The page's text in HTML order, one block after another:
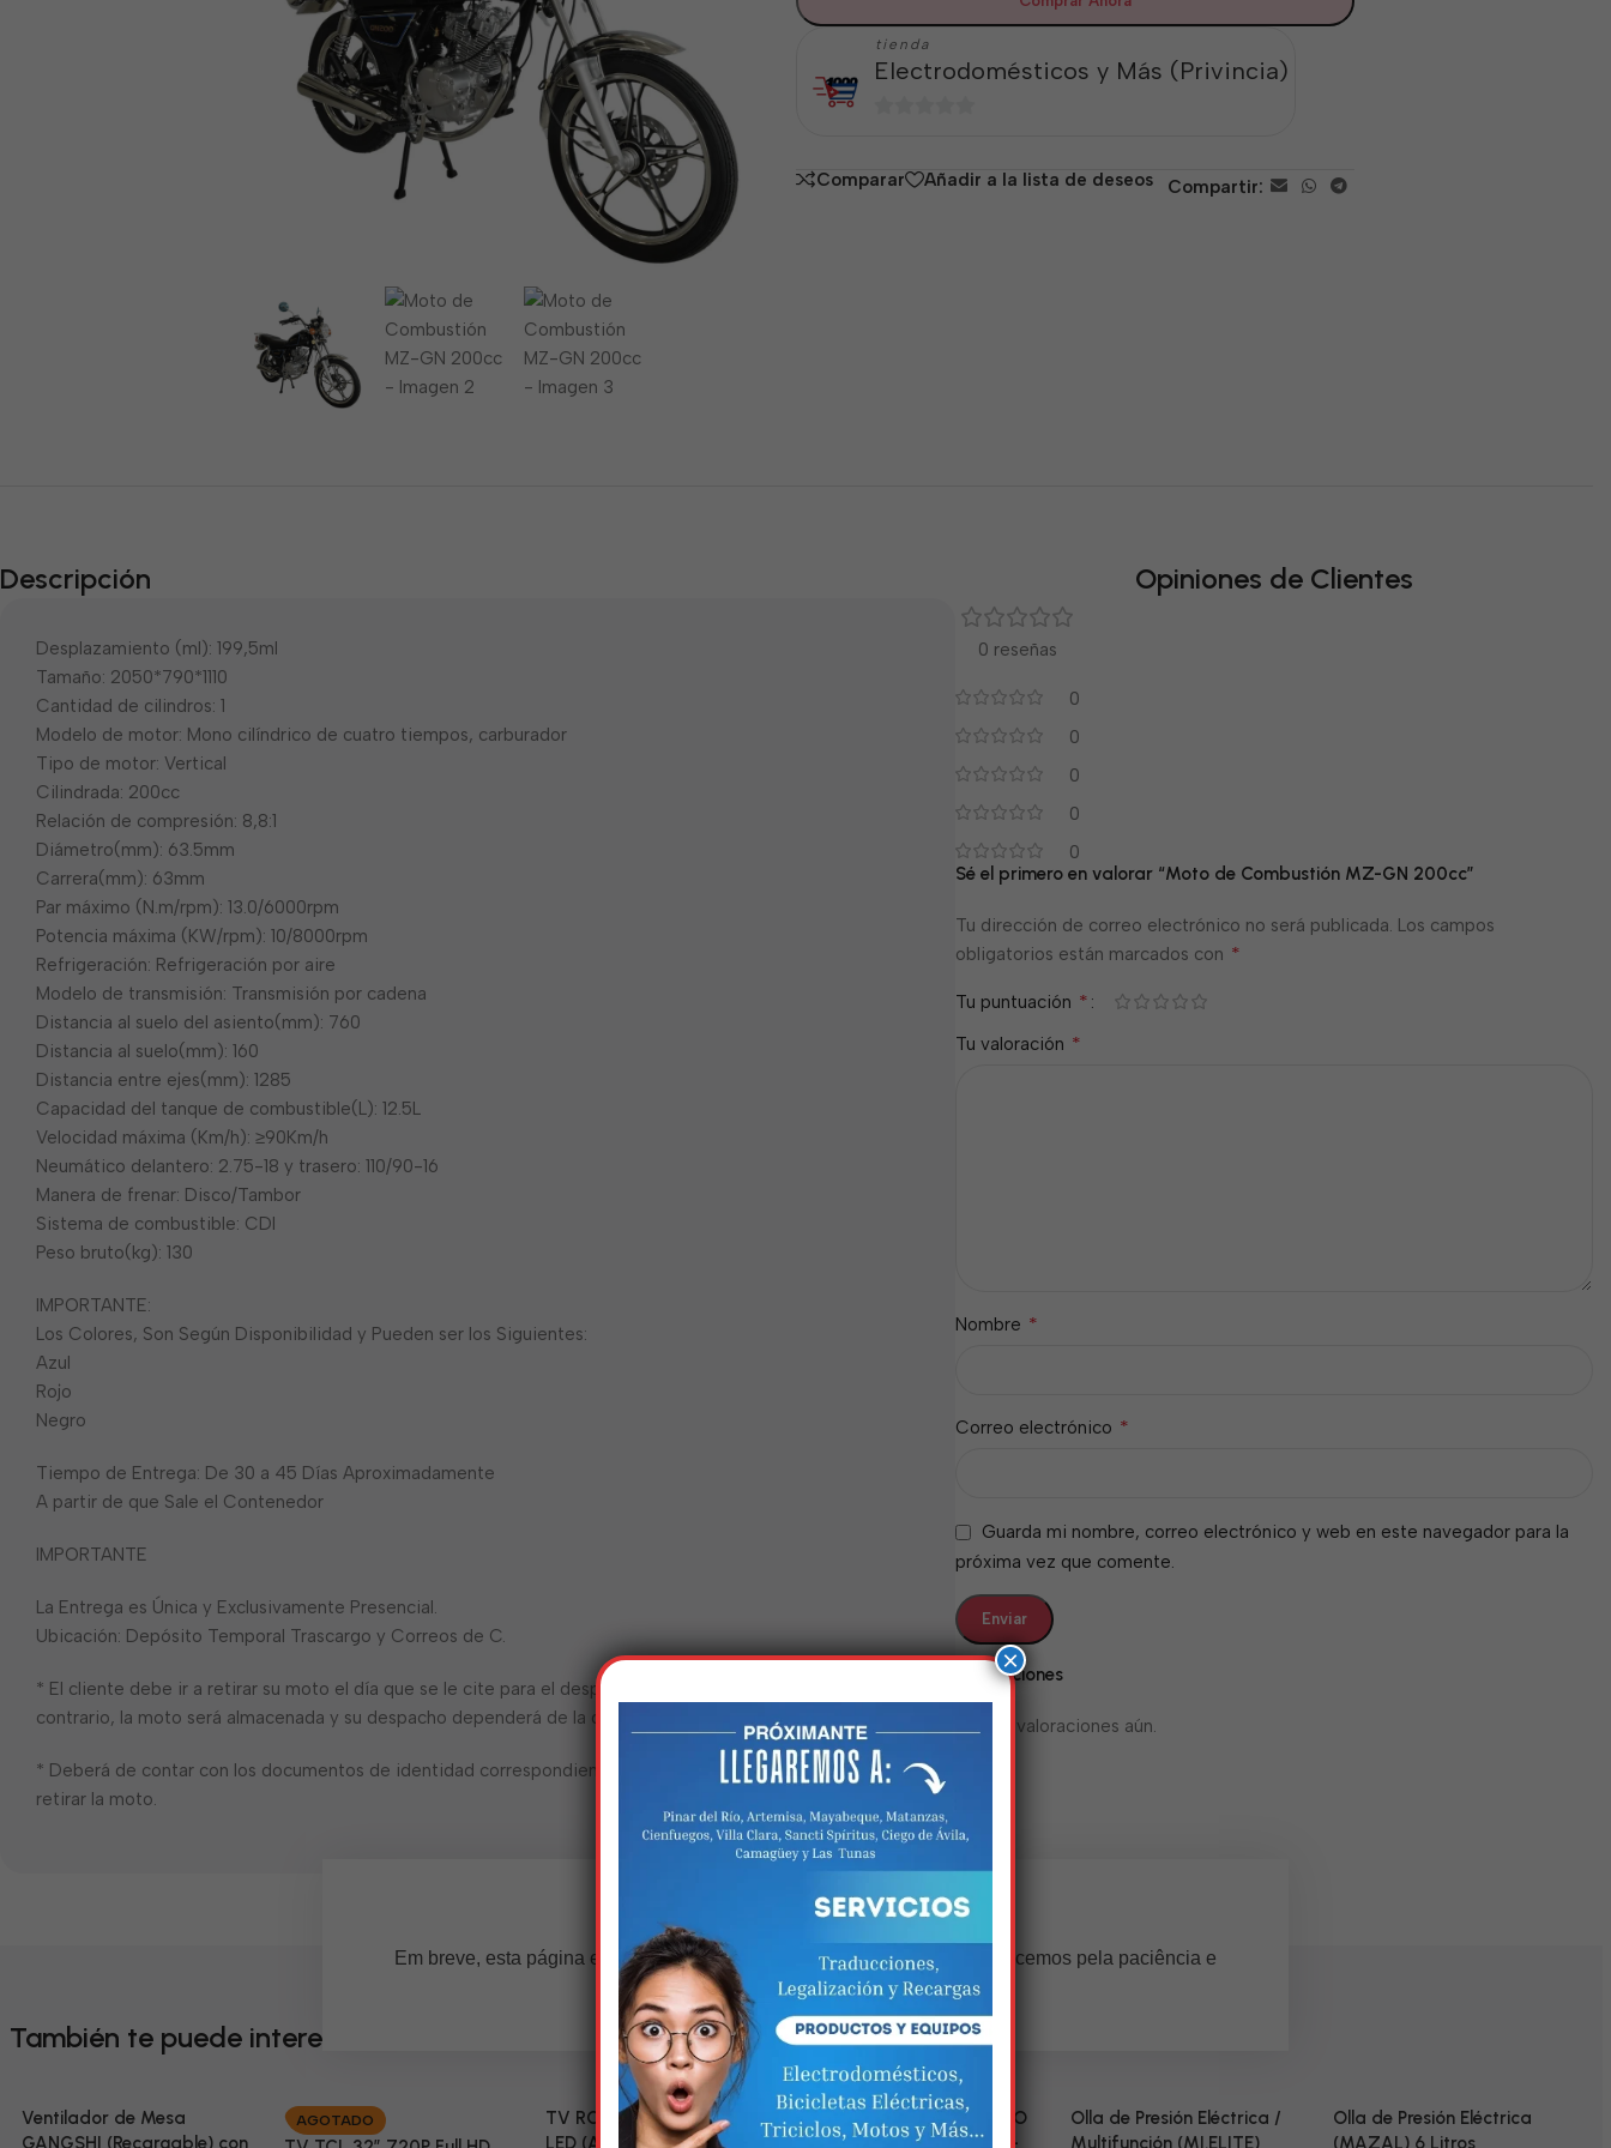
tienda
Electrodomésticos y Más (Privincia)
5
Comparar Añadir a la lista de deseos Compartir:
Descripción
Desplazamiento (ml): 199,5ml
Tamaño: 2050*790*1110
Cantidad de cilindros: 1
Modelo de motor: Mono cilíndrico de cuatro tiempos, carburador
Tipo de motor: Vertical
Cilindrada: 200cc
Relación de compresión: 8,8:1
Diámetro(mm): 63.5mm
Carrera(mm): 63mm
Par máximo (N.m/rpm): 13.0/6000rpm
Potencia máxima (KW/rpm): 10/8000rpm
Refrigeración: Refrigeración por aire
Modelo de transmisión: Transmisión por cadena
Distancia al suelo del asiento(mm): 760
Distancia al suelo(mm): 160
Distancia entre ejes(mm): 1285
Capacidad del tanque de combustible(L): 12.5L
Velocidad máxima (Km/h): ≥90Km/h
Neumático delantero: 2.75-18 y trasero: 110/90-16
Manera de frenar: Disco/Tambor
Sistema de combustible: CDI
Peso bruto(kg): 130
IMPORTANTE:
Los Colores, Son Según Disponibilidad y Pueden ser los Siguientes:
Azul
Rojo
Negro
Tiempo de Entrega: De 30 a 45 Días Aproximadamente
A partir de que Sale el Contenedor
IMPORTANTE
La Entrega es Única y Exclusivamente Presencial.
Ubicación: Depósito Temporal Trascargo y Correos de C.
* El cliente debe ir a retirar su moto el día que se le cite para el despacho o dentro de 72 horas. De lo
contrario, la moto será almacenada y su despacho dependerá de la disponibilidad de la aduana.
* Deberá de contar con los documentos de identidad correspondientes y vigentes al momento de ir a
retirar la moto.
Opiniones de Clientes
0 reseñas
0
0
0
0
0
Valoraciones
No hay valoraciones aún.
Sé el primero en valorar “Moto de Combustión MZ-GN 200cc”
Tu dirección de correo electrónico no será publicada. Los campos
obligatorios están marcados con *
Tu puntuación *
Tu valoración *
Nombre *
Correo electrónico *
Guarda mi nombre, correo electrónico y web en este navegador para la
próxima vez que comente.
También te puede interesar
Ventilador de Mesa
GANGSHI (Recargable) con
AGOTADO
TV RCA 43” 1080P Full HD
LED (Android Smart TV)
Triciclo Eléctrico (MODELO
ZJ150-R) 60V/45~52AH-
Olla de Presión Eléctrica /
Multifunción (MI.ELITE)
Olla de Presión Eléctrica
(MAZAL) 6 Litros
×
Estamos trabalhando nisso!
Em breve, esta página estará disponível com novidades incríveis. Agradecemos pela paciência e
compreensão.